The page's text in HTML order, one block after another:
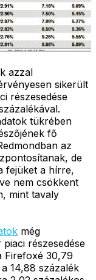
azzal
sikerült
részesedése
tükrében
fő
az
de
fejüket a hírre,
nem csökkent
mint tavaly
még
részesedése
Firefoxé 30,79
14,88 százalék